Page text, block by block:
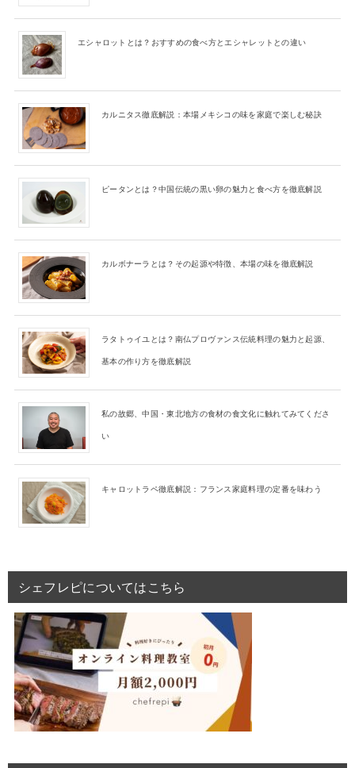
エシャロットとは？おすすめの食べ方とエシャレットとの違い
カルニタス徹底解説：本場メキシコの味を家庭で楽しむ秘訣
ピータンとは？中国伝統の黒い卵の魅力と食べ方を徹底解説
カルボナーラとは？その起源や特徴、本場の味を徹底解説
ラタトゥイユとは？南仏プロヴァンス伝統料理の魅力と起源、
基本の作り方を徹底解説
私の故郷、中国・東北地方の食材の食文化に触れてみてくださ
い
キャロットラペ徹底解説：フランス家庭料理の定番を味わう
シェフレピについてはこちら